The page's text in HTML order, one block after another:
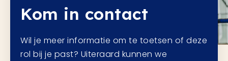
Kom in contact
Wil je meer informatie om te toetsen of deze
rol bij je past? Uiteraard kunnen we